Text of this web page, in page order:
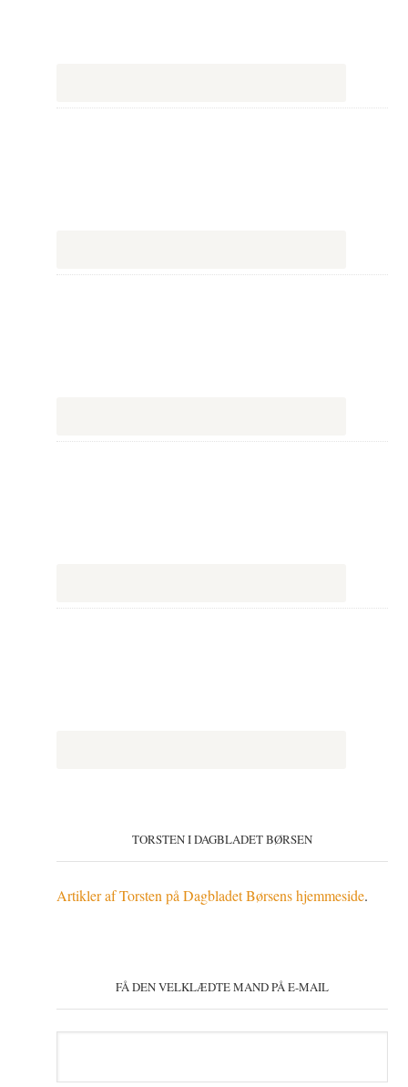
TORSTEN I DAGBLADET BØRSEN
Artikler af Torsten på Dagbladet Børsens hjemmeside.
FÅ DEN VELKLÆDTE MAND PÅ E-MAIL